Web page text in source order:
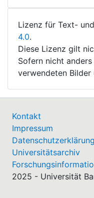
Lizenz für Text-
4.0.
Diese Lizenz gilt
Sofern nicht
verwendeten
Kontakt
Impressum
Datenschutzerklärung
Universitätsarchiv
2025 - Universität